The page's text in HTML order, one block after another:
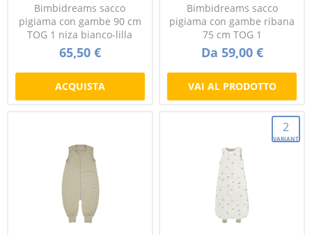
Bimbidreams sacco
pigiama con gambe 90 cm
TOG 1 niza bianco-lilla
65,50 €
ACQUISTA
Bimbidreams sacco
pigiama con gambe ribana
75 cm TOG 1
Da 59,00 €
VAI AL PRODOTTO
2
VARIANTI